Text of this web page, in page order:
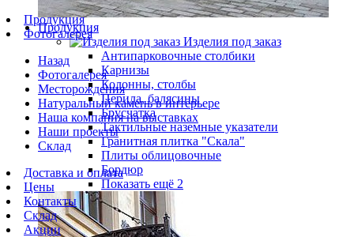
Продукция
Изделия под заказ
Антипарковочные столбики
Карнизы
Колонны, столбы
Перила, балясины
Брусчатка
Тактильные наземные указатели
Гранитная плитка "Скала"
Плиты облицовочные
Бордюр
Показать ещё 2
Продукция
Фотогалерея
Назад
Фотогалерея
Месторождения
Натуральный камень в интерьере
Наша компания на выставках
Наши проекты
Склад
Доставка и оплата
Цены
Контакты
Склад
Акции